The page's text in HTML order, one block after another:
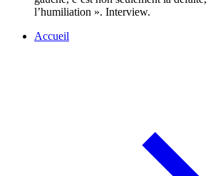
l’humiliation ». Interview.
Accueil